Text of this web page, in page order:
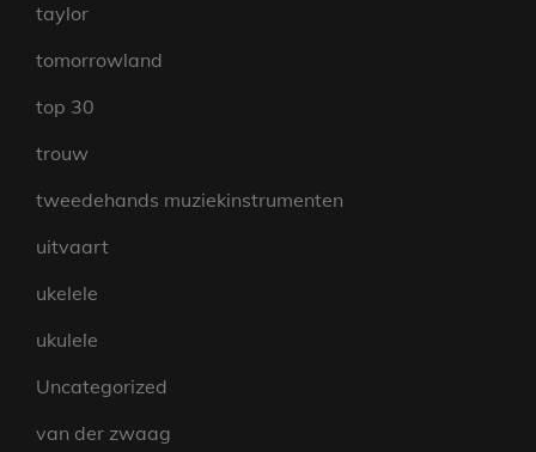
taylor
tomorrowland
top 30
trouw
tweedehands muziekinstrumenten
uitvaart
ukelele
ukulele
Uncategorized
van der zwaag